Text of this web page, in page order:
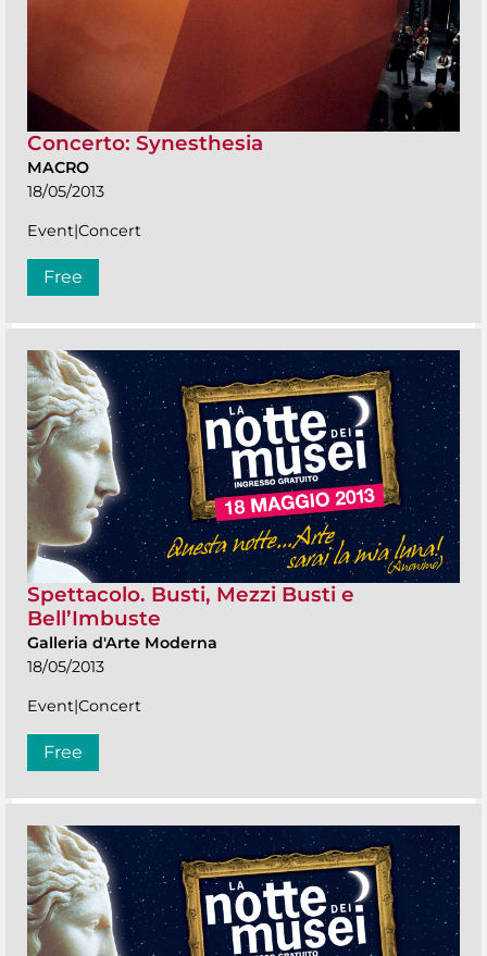
Concerto: Synesthesia
MACRO
18/05/2013
Event|Concert
Free
Spettacolo. Busti, Mezzi Busti e
Bell’Imbuste
Galleria d'Arte Moderna
18/05/2013
Event|Concert
Free